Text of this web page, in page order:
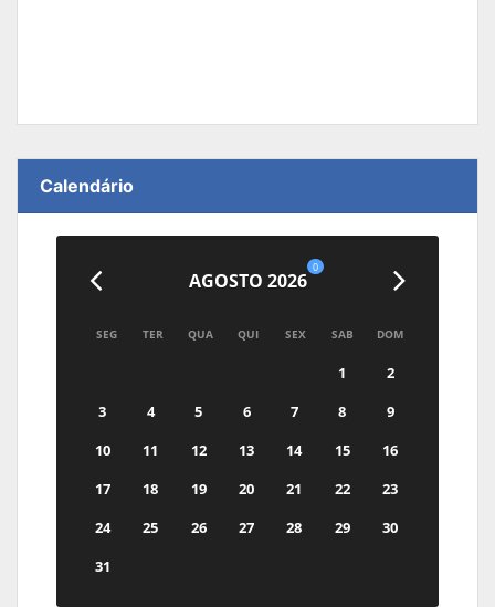
Calendário
AGOSTO 2026
0
SEG TER QUA QUI SEX SAB DOM
1
2
3
4 5 6 7 8
9
10
11 12 13 14 15
16
17
18 19 20 21 22
23
24
25 26 27 28 29
30
31